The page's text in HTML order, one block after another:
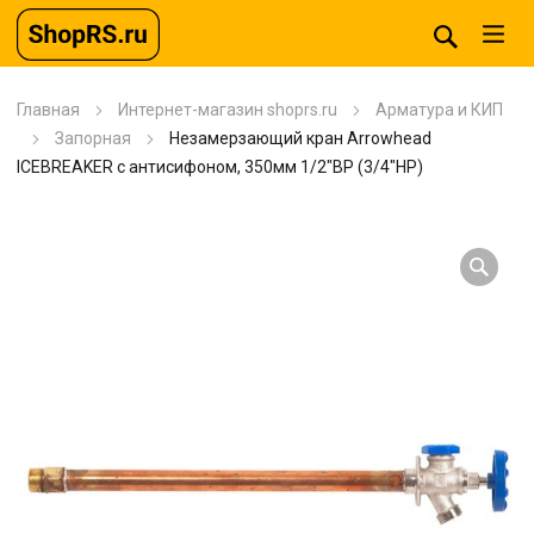
Главная Интернет-магазин shoprs.ru
Арматура и КИП
Запорная
Незамерзающий кран Arrowhead
ICEBREAKER с антисифоном, 350мм 1/2″ВР (3/4″НР)